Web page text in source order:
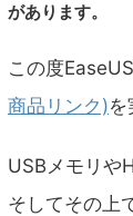
があります。
この度
商品リンク)を
USBメモリや
そしてその上